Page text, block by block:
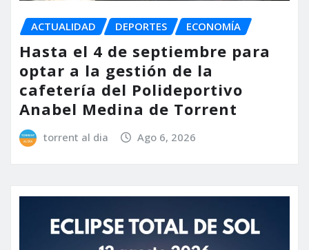
ACTUALIDAD DEPORTES ECONOMÍA
Hasta el 4 de septiembre para
optar a la gestión de la
cafetería del Polideportivo
Anabel Medina de Torrent
torrent al dia Ago 6, 2026